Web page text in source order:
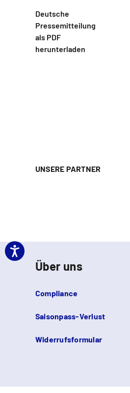
Deutsche
Pressemitteilung
als PDF
herunterladen
UNSERE PARTNER
Über uns
Compliance
Saisonpass-Verlust
Widerrufsformular